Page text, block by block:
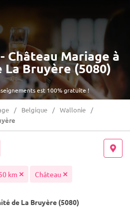
est 100% gratuite !
Château Mariage à
Bruyère (5080)
Belgique
Wallonie
km Château
de La Bruyère (5080)